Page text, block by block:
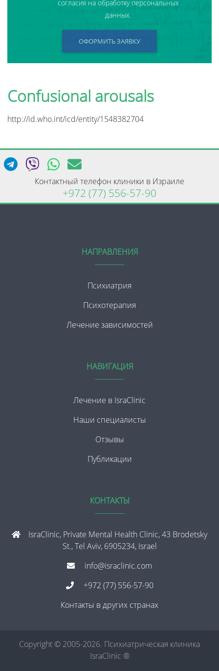
согласия на обработку персональных
данных.
ОФОРМИТЬ ЗАЯВКУ
Confusional arousals
http://id.who.int/icd/entity/1548382704
Контактный телефон клиники в Израиле
+972 (77) 556-57-90
НАПРАВЛЕНИЯ
Психиатрия
Психотерапия
Лечение зависимостей
НАВИГАЦИЯ
Лечение в IsraClinic
Наши специалисты
Отзывы
Публикации
КОНТАКТЫ
IsraClinic, Private Mental Health Clinic, 43 Brodetsky
St., Tel Aviv, 6905234, Israel
info@israclinic.com
+972 (77) 556-57-90
Контакты в других странах
Copyright © 2005-2026. Психиатрическая клиника
IsraClinic ®